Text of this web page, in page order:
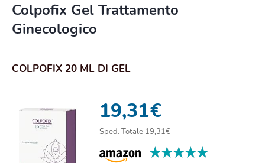
Colpofix Gel Trattamento
Ginecologico
COLPOFIX 20 ML DI GEL
19,31€
Sped. Totale 19,31€
★★★★★
★★★★★